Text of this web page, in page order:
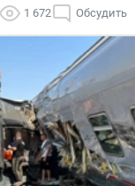
1 672 Обсудить